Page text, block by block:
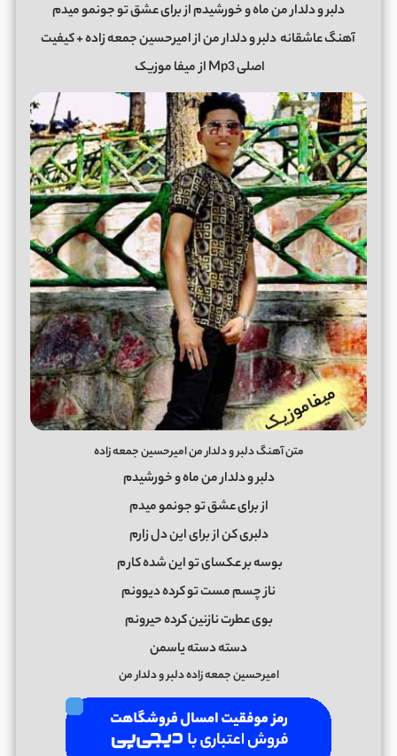
دلبر و دلدار من ماه و خورشیدم از برای عشق تو جونمو میدم
آهنگ عاشقانهدلبر و دلدار منازامیرحسین جمعه زاده+ کیفیت
اصلی Mp3 از
میفا موزیک
متن آهنگ دلبر و دلدار من امیرحسین جمعه زاده
دلبر و دلدار من ماه و خورشیدم
از برای عشق تو جونمو میدم
دلبری کن از برای این دل زارم
بوسه بر عکسای تو این شده کارم
ناز چسم مست تو کرده دیوونم
بوی عطرت نازنین کرده حیرونم
دسته دسته یاسمن
امیرحسین جمعه زاده دلبر و دلدار من